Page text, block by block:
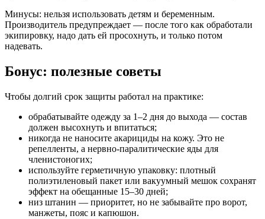
Минусы: нельзя использовать детям и беременным.
Производитель предупреждает — после того как обработали
экипировку, надо дать ей просохнуть, и только потом
надевать.
Бонус: полезные советы
Чтобы долгий срок защиты работал на практике:
обрабатывайте одежду за 1–2 дня до выхода — состав
должен высохнуть и впитаться;
никогда не наносите акарициды на кожу. Это не
репелленты, а нервно-паралитические яды для
членистоногих;
используйте герметичную упаковку: плотный
полиэтиленовый пакет или вакуумный мешок сохранят
эффект на обещанные 15–30 дней;
низ штанин — приоритет, но не забывайте про ворот,
манжеты, пояс и капюшон.